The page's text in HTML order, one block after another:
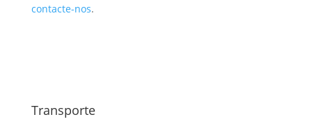
contacte-nos.
Transporte